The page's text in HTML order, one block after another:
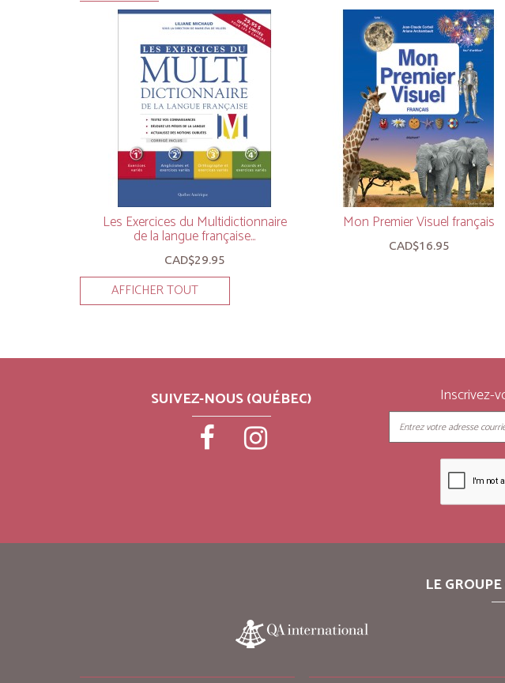
Les Exercices du Multidictionnaire
de la langue française...
CAD$29.95
Mon Premier Visuel français
CAD$16.95
AFFICHER TOUT
SUIVEZ-NOUS (QUÉBEC) Inscrivez-
LE